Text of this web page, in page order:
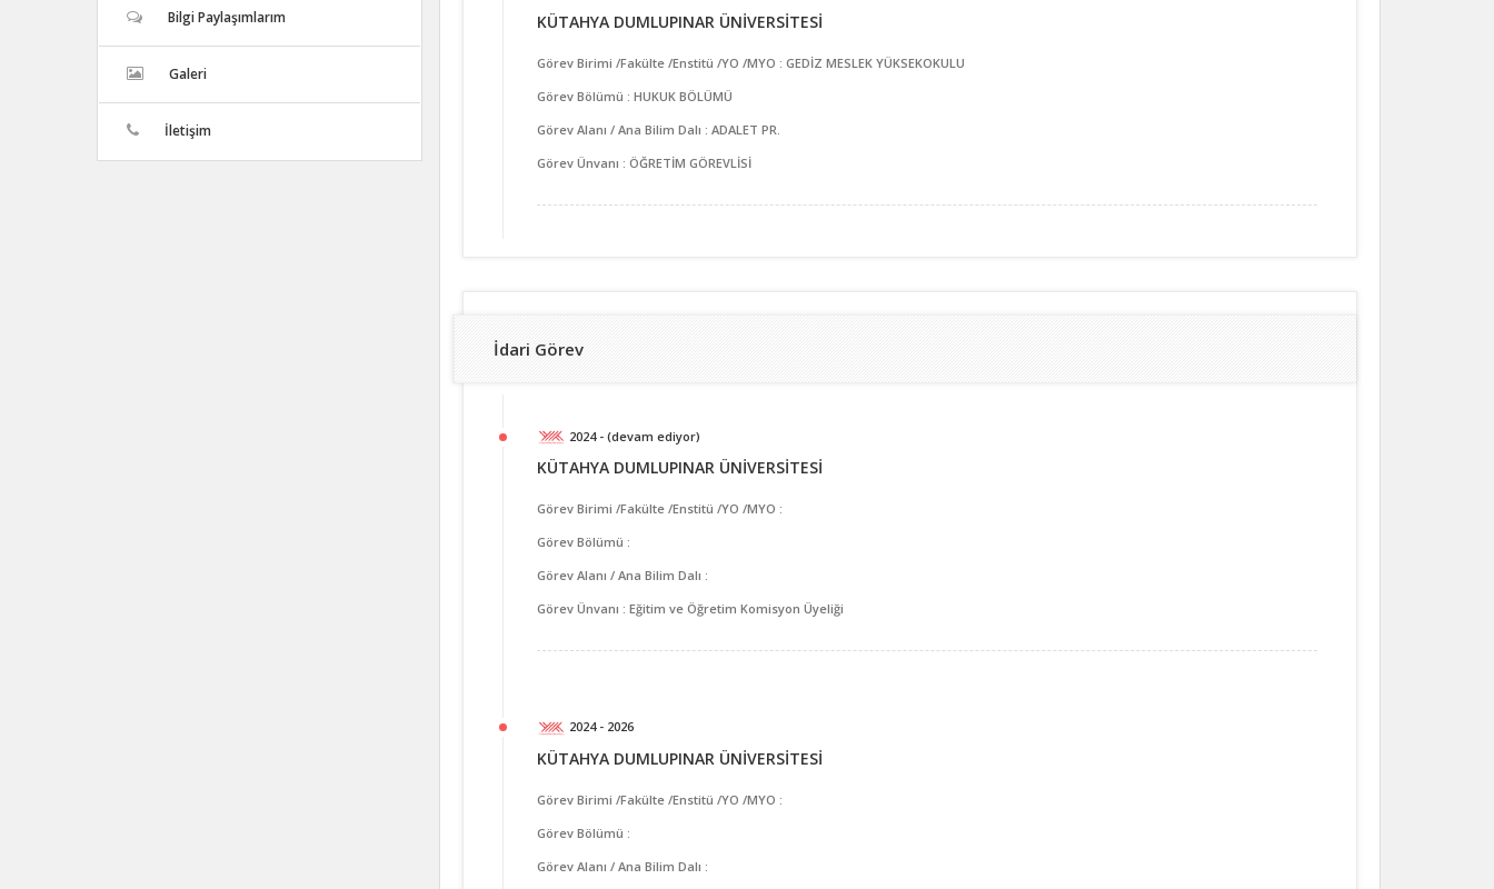
Bilgi Paylaşımlarım
Galeri
İletişim
KÜTAHYA DUMLUPINAR ÜNİVERSİTESİ
Görev Birimi /Fakülte /Enstitü /YO /MYO : GEDİZ MESLEK YÜKSEKOKULU
Görev Bölümü : HUKUK BÖLÜMÜ
Görev Alanı / Ana Bilim Dalı : ADALET PR.
Görev Ünvanı : ÖĞRETİM GÖREVLİSİ
İdari Görev
2024 - (devam ediyor)
KÜTAHYA DUMLUPINAR ÜNİVERSİTESİ
Görev Birimi /Fakülte /Enstitü /YO /MYO :
Görev Bölümü :
Görev Alanı / Ana Bilim Dalı :
Görev Ünvanı : Eğitim ve Öğretim Komisyon Üyeliği
2024 - 2026
KÜTAHYA DUMLUPINAR ÜNİVERSİTESİ
Görev Birimi /Fakülte /Enstitü /YO /MYO :
Görev Bölümü :
Görev Alanı / Ana Bilim Dalı :